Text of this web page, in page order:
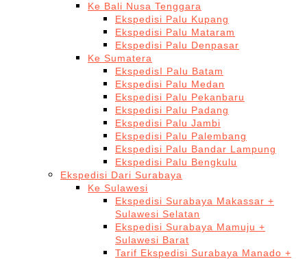
Ke Bali Nusa Tenggara
Ekspedisi Palu Kupang
Ekspedisi Palu Mataram
Ekspedisi Palu Denpasar
Ke Sumatera
EkspedisI Palu Batam
Ekspedisi Palu Medan
Ekspedisi Palu Pekanbaru
Ekspedisi Palu Padang
Ekspedisi Palu Jambi
Ekspedisi Palu Palembang
Ekspedisi Palu Bandar Lampung
Ekspedisi Palu Bengkulu
Ekspedisi Dari Surabaya
Ke Sulawesi
Ekspedisi Surabaya Makassar +
Sulawesi Selatan
Ekspedisi Surabaya Mamuju +
Sulawesi Barat
Tarif Ekspedisi Surabaya Manado +